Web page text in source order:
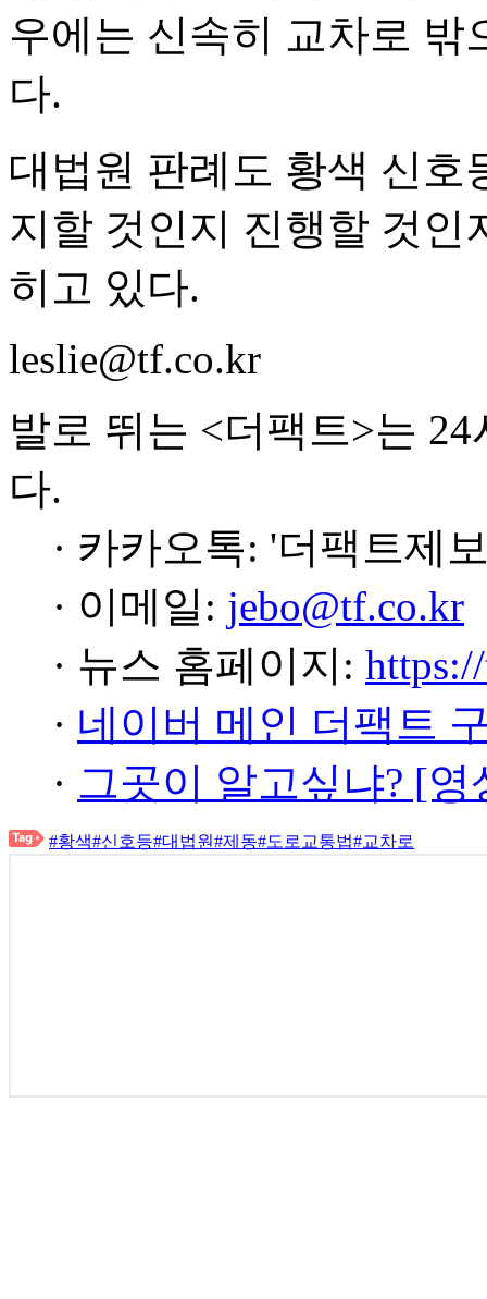
우에는 신속히 교차로 밖
다.
대법원 판례도 황색 신호
지할 것인지 진행할 것인
히고 있다.
leslie@tf.co.kr
발로 뛰는 <더팩트>는
다.
· 카카오톡: '더팩트제
· 이메일: jebo@tf.co.kr
· 뉴스 홈페이지:
· 네이버 메인 더팩트
· 그곳이 알고싶냐? [
#황색#신호등#대법원#제동#도로교통법#교차로